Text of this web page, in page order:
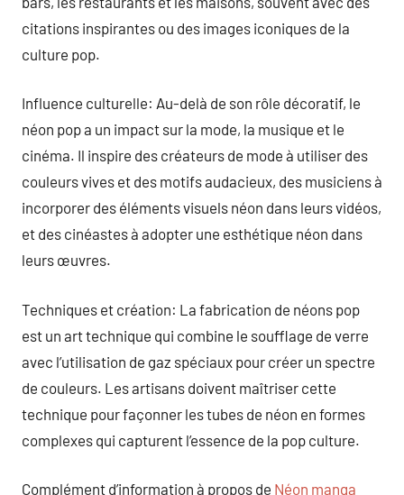
citations inspirantes ou des images iconiques de la
culture pop.
Influence culturelle: Au-delà de son rôle décoratif, le
néon pop a un impact sur la mode, la musique et le
cinéma. Il inspire des créateurs de mode à utiliser des
couleurs vives et des motifs audacieux, des musiciens à
incorporer des éléments visuels néon dans leurs vidéos,
et des cinéastes à adopter une esthétique néon dans
leurs œuvres.
Techniques et création: La fabrication de néons pop
est un art technique qui combine le soufflage de verre
avec l’utilisation de gaz spéciaux pour créer un spectre
de couleurs. Les artisans doivent maîtriser cette
technique pour façonner les tubes de néon en formes
complexes qui capturent l’essence de la pop culture.
Complément d’information à propos de Néon manga